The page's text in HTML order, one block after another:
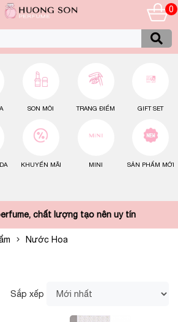
0
SON MÔI TRANG ĐIỂM GIFT SET
KHUYẾN MÃI MINI SẢN PHẨM MỚI
chất lượng tạo nên uy tín
Nước Hoa
Sắp xếp